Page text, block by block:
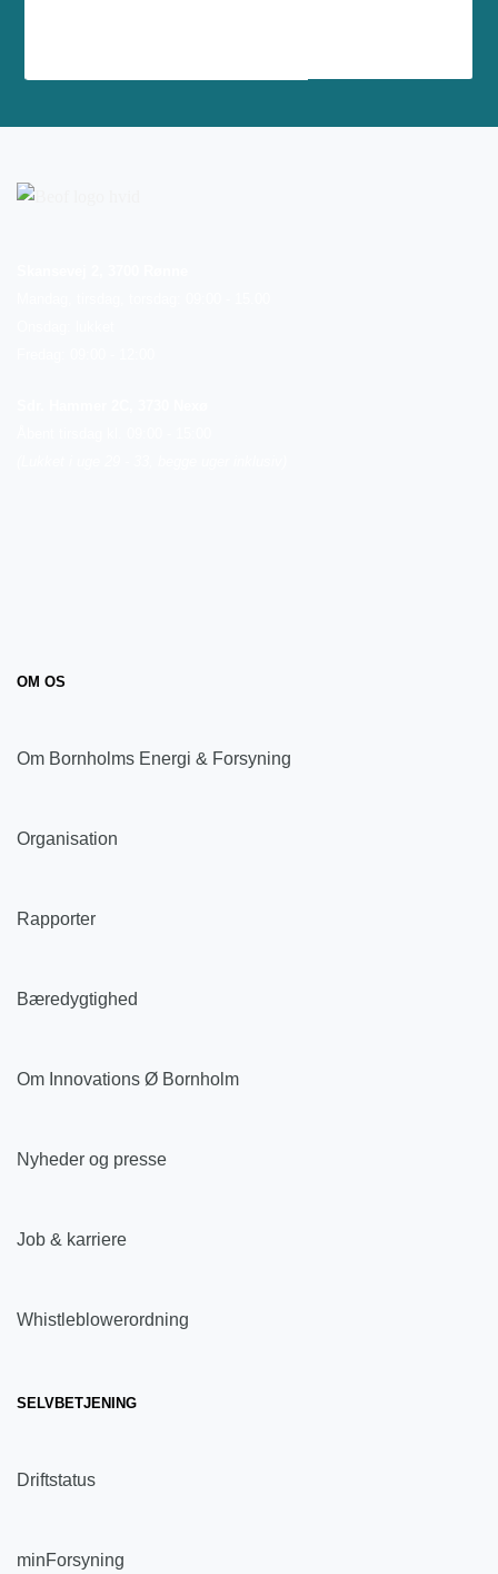
OM OS
Om Bornholms Energi & Forsyning
Organisation
Rapporter
Bæredygtighed
Om Innovations Ø Bornholm
Nyheder og presse
Job & karriere
Whistleblowerordning
SELVBETJENING
Driftstatus
minForsyning